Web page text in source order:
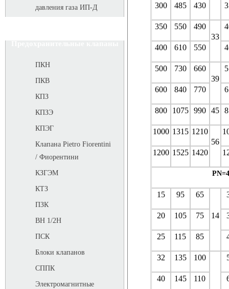
давления газа ИП-Д
ПКН
ПКВ
КПЗ
КПЗЭ
КПЭГ
Клапана Pietro Fiorentini
/ Фиорентини
КЗГЭМ
КТЗ
ПЗК
ВН 1/2Н
ПСК
Блоки клапанов
СППК
Электромагнитные
300 485 430
350 550
490
33
400 610 550
500 730
660
39
600 840 770
800 1075 990 45
1000 1315 1210
56
1200 1525 1420
15 95 65
14
20 105 75
25 115 85
32 135 100
40 145 110